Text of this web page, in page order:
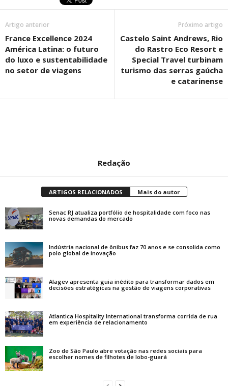
Artigo anterior
France Excellence 2024
América Latina: o futuro
do luxo e sustentabilidade
no setor de viagens
Próximo artigo
Castelo Saint Andrews, Rio
do Rastro Eco Resort e
Special Travel turbinam
turismo das serras gaúcha
e catarinense
Redação
ARTIGOS RELACIONADOS Mais do autor
Senac RJ atualiza portfólio de hospitalidade com foco nas
novas demandas do mercado
Indústria nacional de ônibus faz 70 anos e se consolida como
polo global de inovação
Alagev apresenta guia inédito para transformar dados em
decisões estratégicas na gestão de viagens corporativas
Atlantica Hospitality International transforma corrida de rua
em experiência de relacionamento
Zoo de São Paulo abre votação nas redes sociais para
escolher nomes de filhotes de lobo-guará